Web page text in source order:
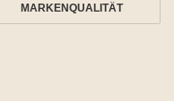
MARKENQUALITÄT